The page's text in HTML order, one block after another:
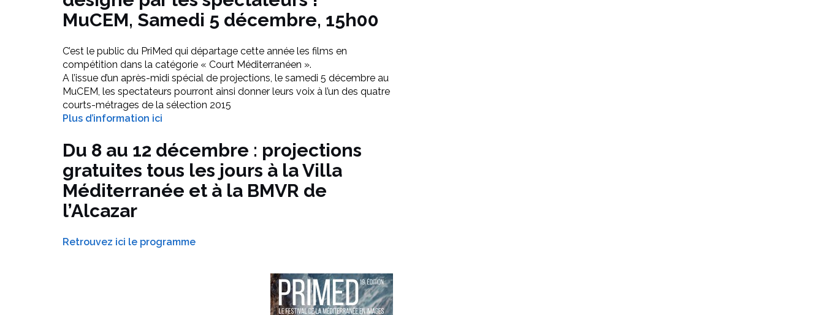
MuCEM, Samedi 5 décembre, 15h00
C’est le public du PriMed qui départage cette année les films en
compétition dans la catégorie « Court Méditerranéen ».
A l’issue d’un après-midi spécial de projections, le samedi 5 décembre au
MuCEM, les spectateurs pourront ainsi donner leurs voix à l’un des quatre
courts-métrages de la sélection 2015
Plus d’information ici
Du 8 au 12 décembre : projections
gratuites tous les jours à la Villa
Méditerranée et à la BMVR de
l’Alcazar
Retrouvez ici le programme